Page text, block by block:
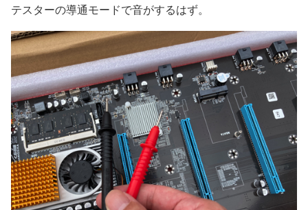
テスターの導通モードで音がするはず。